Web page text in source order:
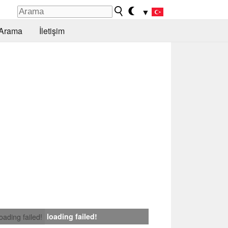
▼
İletişim
failed! loading failed!